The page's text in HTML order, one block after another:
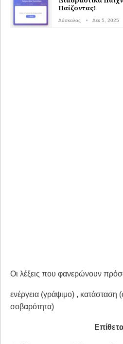
Παίζοντας!
Δάσκαλος Δεκ 5, 2025
Οι λέξεις που φανερώνουν
ενέργεια (γράψιμο) , κατάσταση
σοβαρότητα)